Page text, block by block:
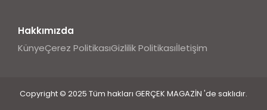
Hakkımızda
KünyeÇerez PolitikasıGizlilik Politikasıİletişim
Copyright © 2025 Tüm hakları GERÇEK MAGAZİN 'de saklıdır.